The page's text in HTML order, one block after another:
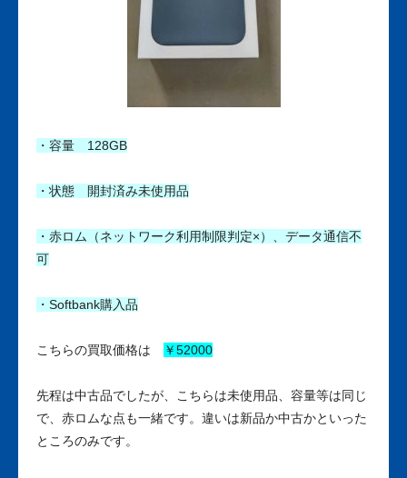
・容量 128GB
・状態 開封済み未使用品
・赤ロム（ネットワーク利用制限判定×）、データ通信不
可
・Softbank購入品
こちらの買取価格は ￥52000
先程は中古品でしたが、こちらは未使用品、容量等は同じ
で、赤ロムな点も一緒です。違いは新品か中古かといった
ところのみです。